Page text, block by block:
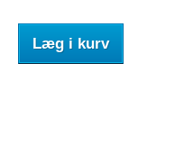
Læg i kurv